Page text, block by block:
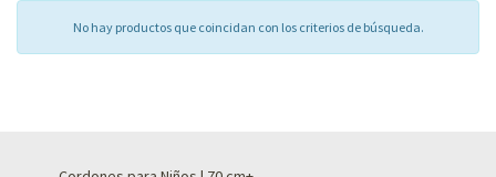
No hay productos que coincidan con los criterios de búsqueda.